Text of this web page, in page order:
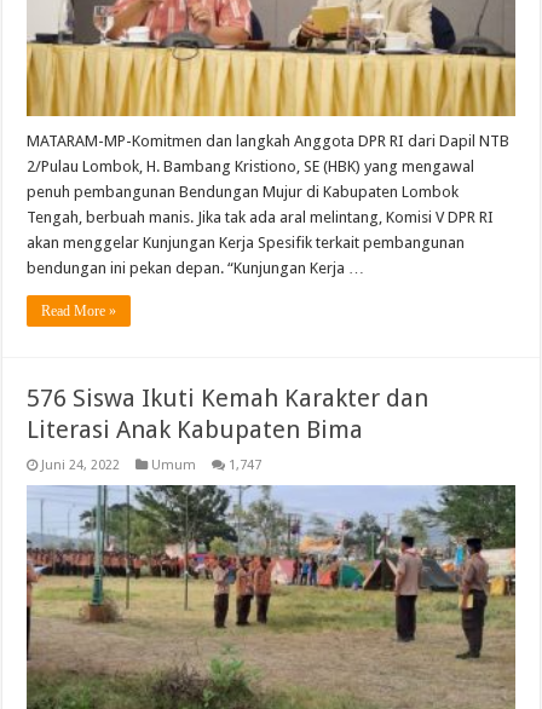
MATARAM-MP-Komitmen dan langkah Anggota DPR RI dari Dapil NTB
2/Pulau Lombok, H. Bambang Kristiono, SE (HBK) yang mengawal
penuh pembangunan Bendungan Mujur di Kabupaten Lombok
Tengah, berbuah manis. Jika tak ada aral melintang, Komisi V DPR RI
akan menggelar Kunjungan Kerja Spesifik terkait pembangunan
bendungan ini pekan depan. “Kunjungan Kerja …
Read More »
576 Siswa Ikuti Kemah Karakter dan
Literasi Anak Kabupaten Bima
Juni 24, 2022 Umum 1,747